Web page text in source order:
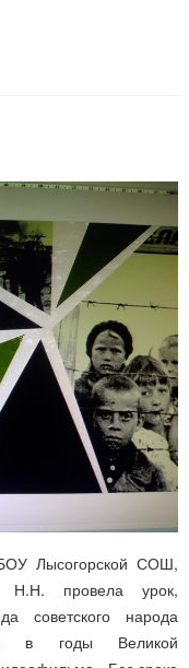
Лысогорской СОШ,
Н.Н. провела урок,
советского народа
в годы Великой